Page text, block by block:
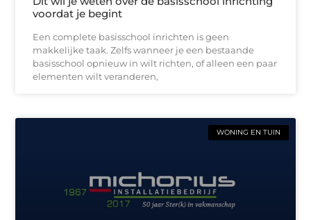
voordat je begint
Een complete basisschool inrichten is geen
makkelijke taak. Zelfs wanneer je een bestaande
basisschool opnieuw in wilt richten, of alleen een paar
elementen wilt veranderen,
WONING EN TUIN